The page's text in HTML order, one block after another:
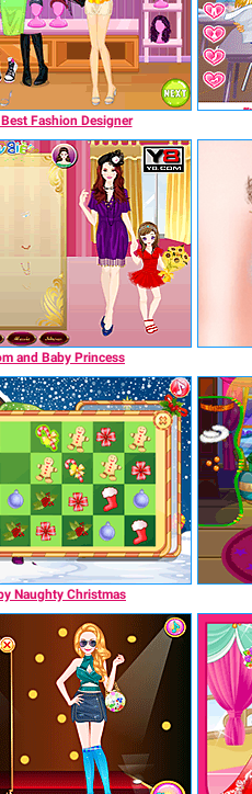
Fashion Designer
and Baby Princess
Naughty Christmas